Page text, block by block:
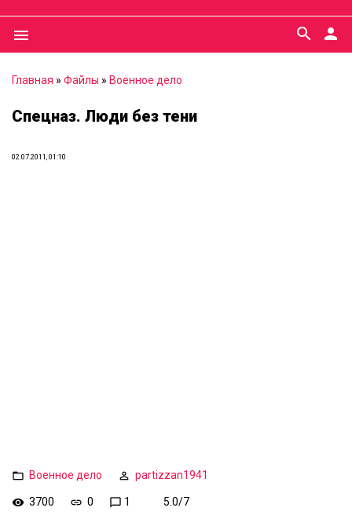
menu person
search
Главная » Файлы » Военное дело
Спецназ. Люди без тени
02.07.2011, 01:10
Военное дело partizzan1941
3700 0 1 5.0/7